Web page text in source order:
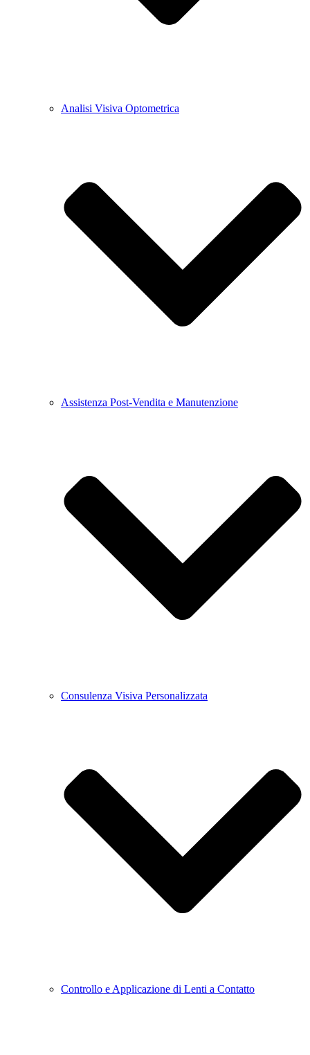
Analisi Visiva Optometrica
Assistenza Post-Vendita e Manutenzione
Consulenza Visiva Personalizzata
Controllo e Applicazione di Lenti a Contatto